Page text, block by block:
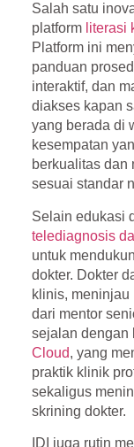
Salah satu
platform literasi
Platform ini
panduan
interaktif, dan
diakses kapan
yang berada di
kesempatan
berkualitas dan
sesuai standar
Selain edukasi
telediagnosis
untuk
dokter. Dokter
klinis, meninjau
dari mentor
sejalan dengan
Cloud, yang
praktik klinik
sekaligus
skrining dokter.
IDI juga rutin